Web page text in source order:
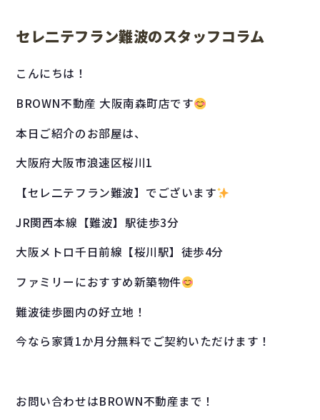
セレ二テフラン難波のスタッフコラム
こんにちは！
BROWN不動産 大阪南森町店です
本日ご紹介のお部屋は、
大阪府大阪市浪速区桜川1
【セレ二テフラン難波】でございます
JR関西本線【難波】駅徒歩3分
大阪メトロ千日前線【桜川駅】徒歩4分
ファミリーにおすすめ新築物件
難波徒歩圏内の好立地！
今なら家賃1か月分無料でご契約いただけます！
お問い合わせはBROWN不動産まで！